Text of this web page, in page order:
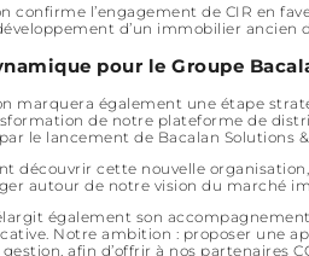
confirme l’engagement de CIR en
d’un immobilier ancien
pour le Groupe
marquera également une étape
de notre plateforme de
le lancement de Bacalan Solutions &
découvrir cette nouvelle
autour de notre vision du marché
également son
Notre ambition : proposer une
gestion, afin d’offrir à nos partenaires